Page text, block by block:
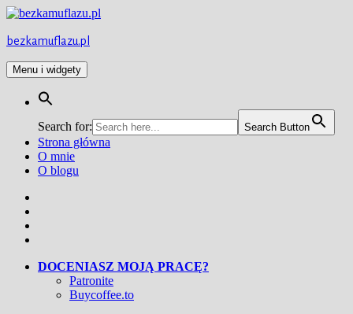
Przejdź
treści
bezkamuflazu.pl
Menu i widgety
Search for: Search Button
Strona główna
O mnie
O blogu
DOCENIASZ MOJĄ PRACĘ?
Patronite
Buycoffee.to